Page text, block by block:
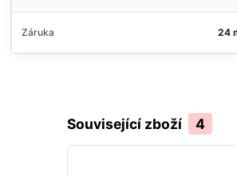
Záruka 24
Související zboží 4